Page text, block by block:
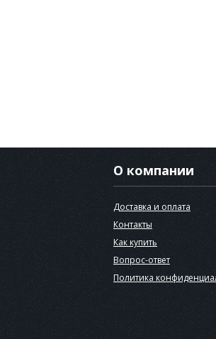
О компании
Доставка и оплата
Контакты
Как купить
Вопрос-ответ
Политика